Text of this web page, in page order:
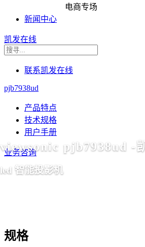
viewsonic pjb7938ud -
led 智能投影机
电商专场
新闻中心
凯发在线
联系凯发在线
pjb7938ud
产品特点
技术规格
用户手册
业务咨询
规格